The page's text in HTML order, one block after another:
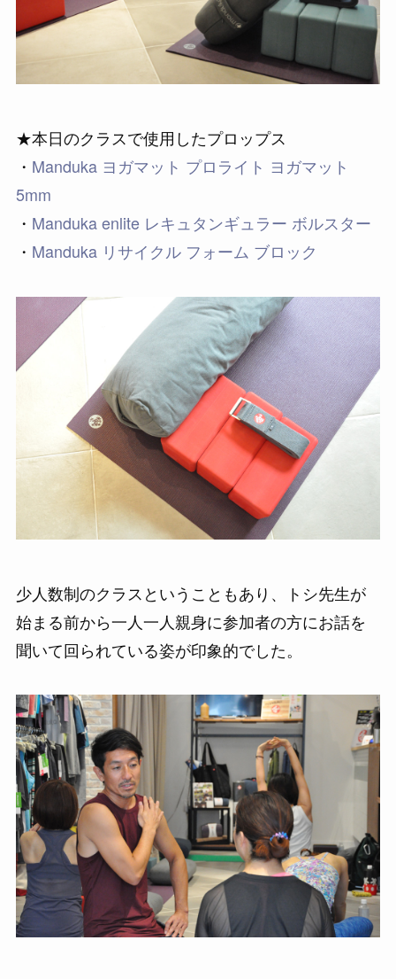
★本日のクラスで使用したプロップス
・ Manduka ヨガマット プロライト ヨガマット
5mm
・ Manduka enlite レキュタンギュラー ボルスター
・ Manduka リサイクル フォーム ブロック
少人数制のクラスということもあり、トシ先生が
始まる前から一人一人親身に参加者の方にお話を
聞いて回られている姿が印象的でした。